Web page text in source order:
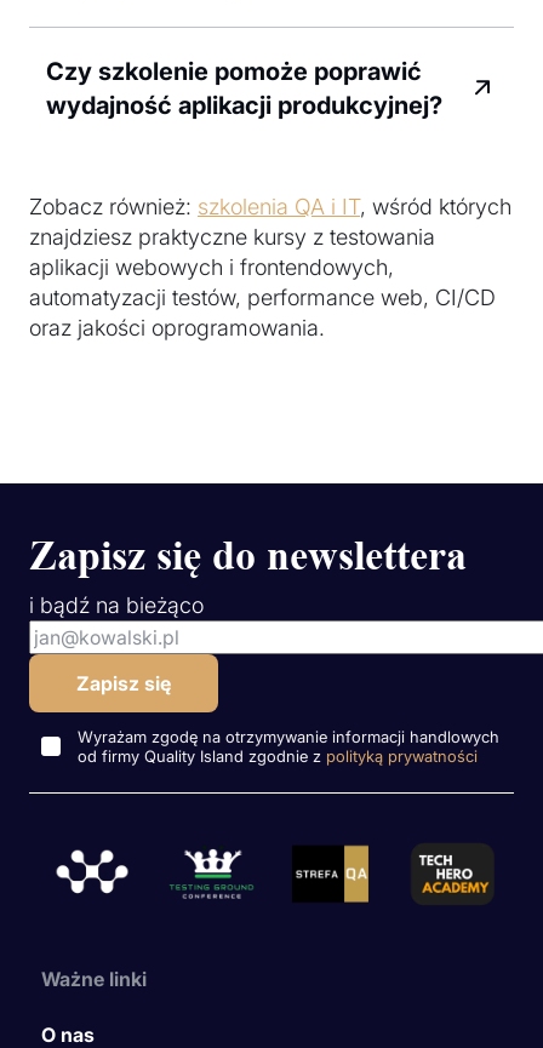
Czy szkolenie pomoże poprawić
wydajność aplikacji produkcyjnej?
Zobacz również: szkolenia QA i IT, wśród których
znajdziesz praktyczne kursy z testowania
aplikacji webowych i frontendowych,
automatyzacji testów, performance web, CI/CD
oraz jakości oprogramowania.
Zapisz się do newslettera
i bądź na bieżąco
Wyrażam zgodę na otrzymywanie informacji handlowych
od firmy Quality Island zgodnie z polityką prywatności
Ważne linki
O nas